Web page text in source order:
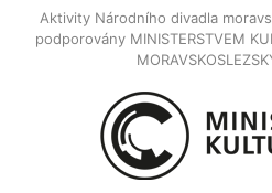
Aktivity Národního divadla
podporovány MINISTERSTVEM